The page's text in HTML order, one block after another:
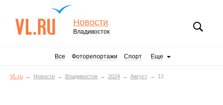
Новости
Владивосток
Все Фоторепортажи Спорт Еще
VL.ru Новости Владивосток 2024 Август 12